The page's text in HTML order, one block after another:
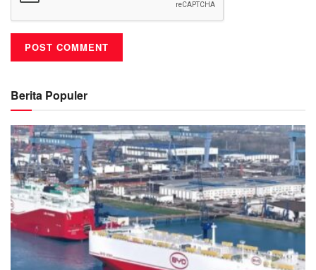
Berita Populer